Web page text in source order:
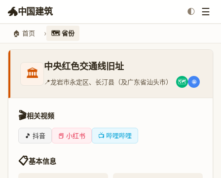
🐲中国建筑 🌓 ☰
🏠 首页 🗺️ 省份
🏛️ 中央红色交通线旧址
📍龙岩市永定区、长汀县（及广东省汕头市） 🗺️ 🌐
🎬相关视频
🎵 抖音 📕 小红书 📺 哔哩哔哩
📋基本信息